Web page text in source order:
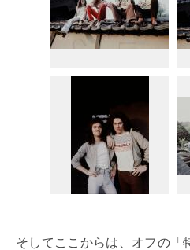
そしてここからは、オフの「